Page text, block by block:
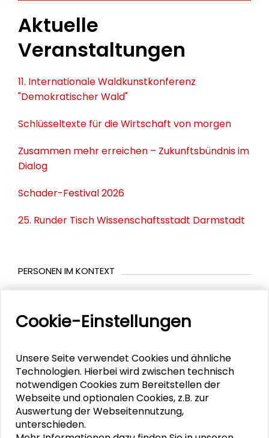
Aktuelle
Veranstaltungen
11. Internationale Waldkunstkonferenz
"Demokratischer Wald"
Schlüsseltexte für die Wirtschaft von morgen
Zusammen mehr erreichen – Zukunftsbündnis im
Dialog
Schader-Festival 2026
25. Runder Tisch Wissenschaftsstadt Darmstadt
PERSONEN IM KONTEXT
Susanne Ebert
Lisa Freieck
Tanja Kubes
Sarah Müller-Sägebrecht
Nadja Scherr
Cookie-Einstellungen
Unsere Seite verwendet Cookies und ähnliche
Technologien. Hierbei wird zwischen technisch
notwendigen Cookies zum Bereitstellen der
Webseite und optionalen Cookies, z.B. zur
Auswertung der Webseitennutzung,
unterschieden.